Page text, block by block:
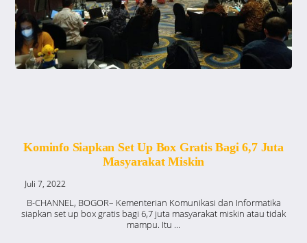
Kominfo Siapkan Set Up Box Gratis Bagi 6,7 Juta
Masyarakat Miskin
Juli 7, 2022
B-CHANNEL, BOGOR– Kementerian Komunikasi dan Informatika
siapkan set up box gratis bagi 6,7 juta masyarakat miskin atau tidak
mampu. Itu ...